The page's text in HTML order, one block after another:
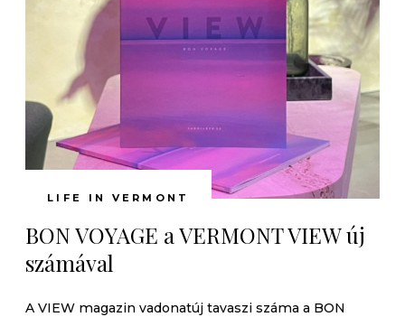
LIFE IN VERMONT
BON VOYAGE a VERMONT VIEW új
számával
A VIEW magazin vadonatúj tavaszi száma a BON